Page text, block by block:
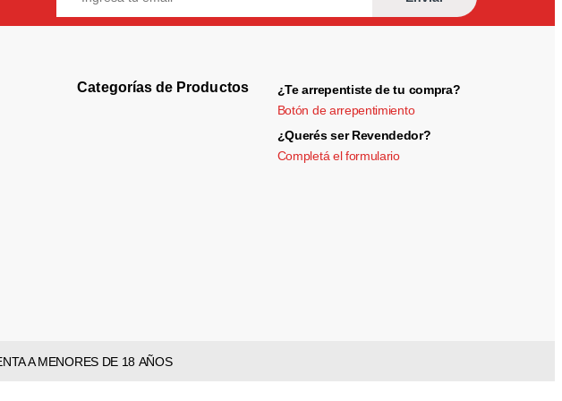
Categorías de Productos
¿Te arrepentiste de tu compra?
Botón de arrepentimiento
¿Querés ser Revendedor?
Completá el formulario
A MENORES DE 18 AÑOS